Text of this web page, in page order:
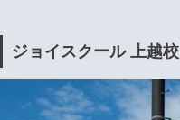
ジョイスクール 上越校